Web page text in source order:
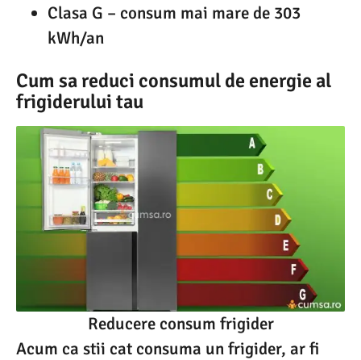
Clasa G – consum mai mare de 303
kWh/an
Cum sa reduci consumul de energie al
frigiderului tau
Reducere consum frigider
Acum ca stii cat consuma un frigider, ar fi